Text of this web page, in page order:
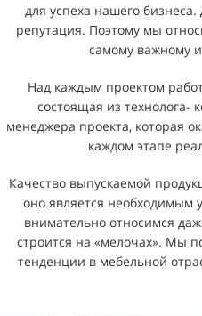
для успеха нашего
репутация. Поэтому мы
самому важному
Над каждым проектом
состоящая из технолога-
менеджера проекта, которая
каждом этапе
Качество выпускаемой
оно является
внимательно относимся
строится на «мелочах». Мы
тенденции в мебельной